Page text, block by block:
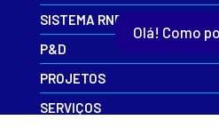
SISTEMA RNP
P&D
PROJETOS
SERVIÇOS
Olá! Como